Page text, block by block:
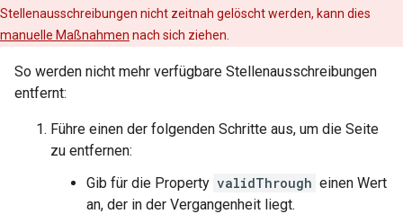
Stellenausschreibungen nicht zeitnah gelöscht werden, kann dies
manuelle Maßnahmen nach sich ziehen.
So werden nicht mehr verfügbare Stellenausschreibungen
entfernt:
Führe einen der folgenden Schritte aus, um die Seite
zu entfernen:
Gib für die Property validThrough einen Wert
an, der in der Vergangenheit liegt.